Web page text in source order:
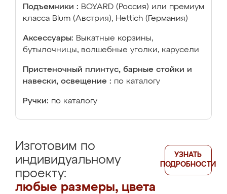
Подъемники : BOYARD (Россия) или премиум
класса Blum (Австрия), Hettich (Германия)
Аксессуары: Выкатные корзины,
бутылочницы, волшебные уголки, карусели
Пристеночный плинтус, барные стойки и
навески, освещение : по каталогу
Ручки: по каталогу
Изготовим по
индивидуальному
проекту:
любые размеры, цвета
УЗНАТЬ
ПОДРОБНОСТИ